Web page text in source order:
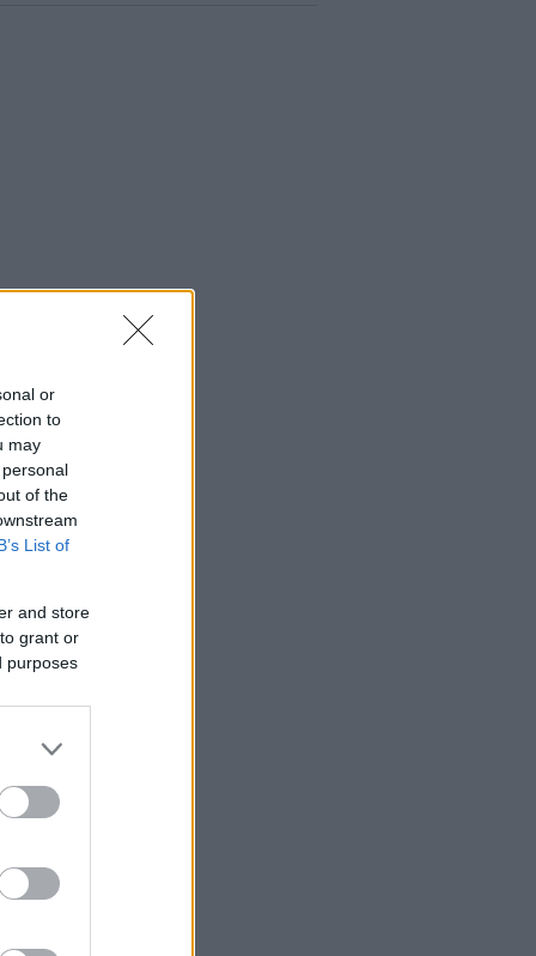
or
to
may
of the
List of
and store
grant or
purposes